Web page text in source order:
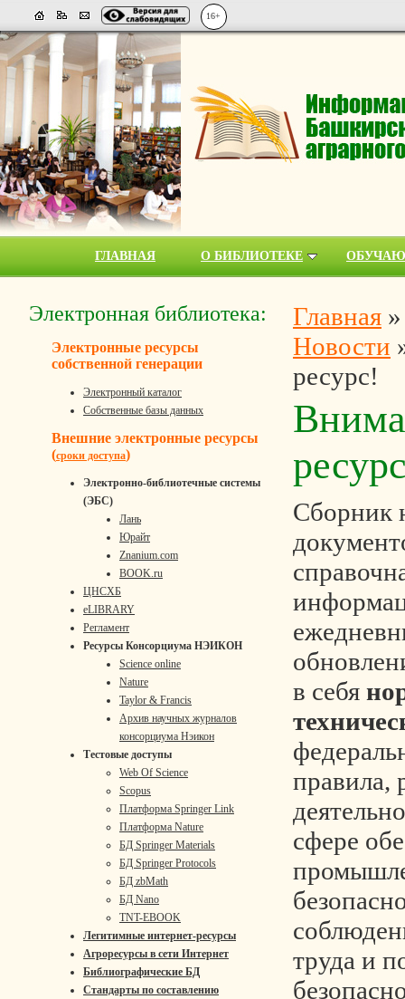
16+
ГЛАВНАЯ О БИБЛИОТЕКЕ
Электронная библиотека:
Электронные ресурсы
собственной генерации
Электронный каталог
Собственные базы данных
Внешние электронные ресурсы
(сроки доступа)
Электронно-библиотечные системы
(ЭБС)
Лань
Юрайт
Znanium.com
BOOK.ru
ЦНСХБ
eLIBRARY
Регламент
Ресурсы Консорциума НЭИКОН
Science online
Nature
Taylor & Francis
Архив научных журналов
консорциума Нэикон
Тестовые доступы
Web Of Science
Scopus
Платформа Springer Link
Платформа Nature
БД Springer Materials
БД Springer Protocols
БД zbMath
БД Nano
TNT-EBOOK
Легитимные интернет-ресурсы
Агроресурсы в сети Интернет
Библиографические БД
Стандарты по составлению
Главная
Новости
ресурс!
Сборник
в себя
правила,
сфере
труда и